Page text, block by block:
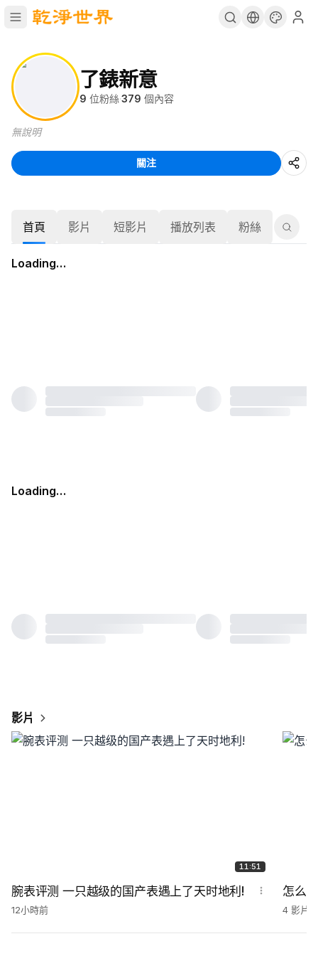
了錶新意
9 位粉絲·379 個內容
無說明
關注
首頁 影片 短影片 播放列表 粉絲
Loading…
Loading…
影片
11:51
腕表评测 一只越级的国产表遇上了天时地利!
12小時前
怎么
4 影片